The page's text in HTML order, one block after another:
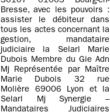
Bresse, avec les pouvoirs :
assister le débiteur dans
tous les actes concernant la
gestion, mandataire
judiciaire la Selarl Marie
Dubois Membre du Gie Adn
Mj Représentée par Maître
Marie Dubois 32 rue
Molière 69006 Lyon et la
Selarl Mj Synergie –
Mandataires Judiciaires